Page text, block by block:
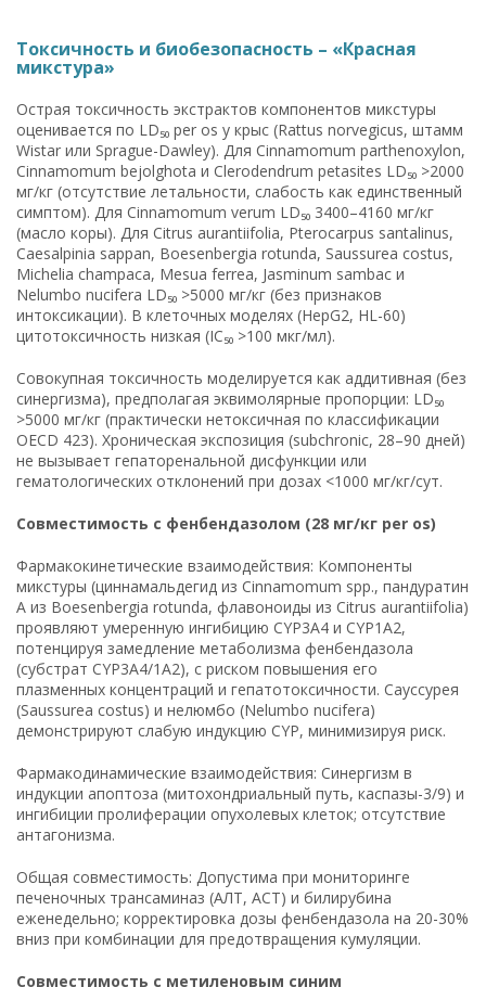
Токсичность и биобезопасность – «Красная
микстура»
Острая токсичность экстрактов компонентов микстуры
оценивается по LD₅₀ per os у крыс (Rattus norvegicus, штамм
Wistar или Sprague-Dawley). Для Cinnamomum parthenoxylon,
Cinnamomum bejolghota и Clerodendrum petasites LD₅₀ >2000
мг/кг (отсутствие летальности, слабость как единственный
симптом). Для Cinnamomum verum LD₅₀ 3400–4160 мг/кг
(масло коры). Для Citrus aurantiifolia, Pterocarpus santalinus,
Caesalpinia sappan, Boesenbergia rotunda, Saussurea costus,
Michelia champaca, Mesua ferrea, Jasminum sambac и
Nelumbo nucifera LD₅₀ >5000 мг/кг (без признаков
интоксикации). В клеточных моделях (HepG2, HL-60)
цитотоксичность низкая (IC₅₀ >100 мкг/мл).
Совокупная токсичность моделируется как аддитивная (без
синергизма), предполагая эквимолярные пропорции: LD₅₀
>5000 мг/кг (практически нетоксичная по классификации
OECD 423). Хроническая экспозиция (subchronic, 28–90 дней)
не вызывает гепаторенальной дисфункции или
гематологических отклонений при дозах <1000 мг/кг/сут.
Совместимость с фенбендазолом (28 мг/кг per os)
Фармакокинетические взаимодействия: Компоненты
микстуры (циннамальдегид из Cinnamomum spp., пандуратин
A из Boesenbergia rotunda, флавоноиды из Citrus aurantiifolia)
проявляют умеренную ингибицию CYP3A4 и CYP1A2,
потенцируя замедление метаболизма фенбендазола
(субстрат CYP3A4/1A2), с риском повышения его
плазменных концентраций и гепатотоксичности. Сауссурея
(Saussurea costus) и нелюмбо (Nelumbo nucifera)
демонстрируют слабую индукцию CYP, минимизируя риск.
Фармакодинамические взаимодействия: Синергизм в
индукции апоптоза (митохондриальный путь, каспазы-3/9) и
ингибиции пролиферации опухолевых клеток; отсутствие
антагонизма.
Общая совместимость: Допустима при мониторинге
печеночных трансаминаз (АЛТ, АСТ) и билирубина
еженедельно; корректировка дозы фенбендазола на 20-30%
вниз при комбинации для предотвращения кумуляции.
Совместимость с метиленовым синим